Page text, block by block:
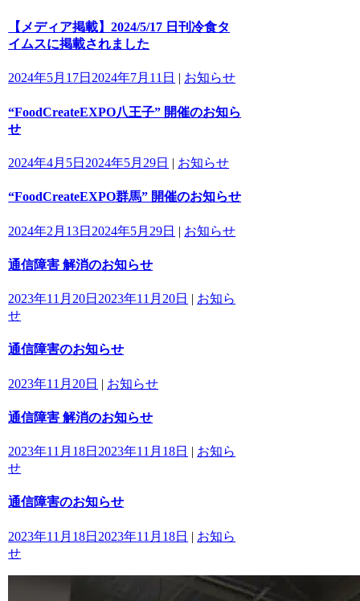
【メディア掲載】2024/5/17 日刊冷食タ
イムスに掲載されました
2024年5月17日2024年7月11日 お知らせ
“FoodCreateEXPO八王子” 開催のお知ら
せ
2024年4月5日 2024年5月29日 | お知らせ
“FoodCreateEXPO群馬” 開催のお知らせ
2024年2月13日 2024年5月29日 | お知らせ
通信障害 解消のお知らせ
2023年11月20日 2023年11月20日 | お知ら
せ
通信障害のお知らせ
2023年11月20日 | お知らせ
通信障害 解消のお知らせ
2023年11月18日 2023年11月18日 | お知ら
せ
通信障害のお知らせ
2023年11月18日 2023年11月18日 | お知ら
せ